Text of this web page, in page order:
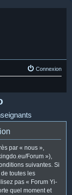
Connexion
par « nous »,
Forum »),
suivantes. Si
toutes les
pas « Forum Yi-
quel moment et